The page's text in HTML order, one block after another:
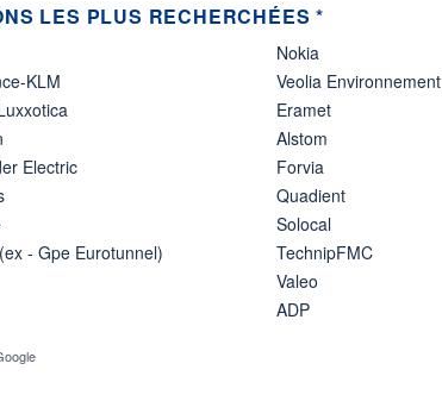
LES PLUS RECHERCHÉES *
KLM
Electric
- Gpe Eurotunnel)
Nokia
Veolia Environnement
Eramet
Alstom
Forvia
Quadient
Solocal
TechnipFMC
Valeo
ADP